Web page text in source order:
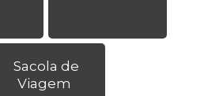
Sacola de
Viagem